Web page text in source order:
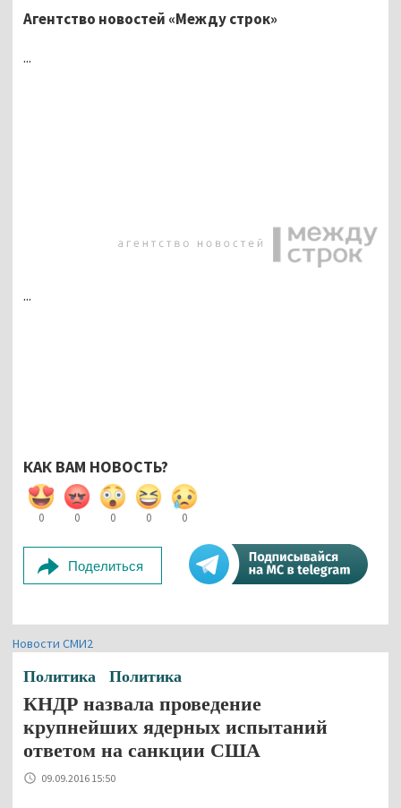
Агентство новостей «Между строк»
...
...
КАК ВАМ НОВОСТЬ?
0 0 0 0 0
Поделиться
Новости СМИ2
Политика Политика
КНДР назвала проведение
крупнейших ядерных испытаний
ответом на санкции США
09.09.2016 15:50